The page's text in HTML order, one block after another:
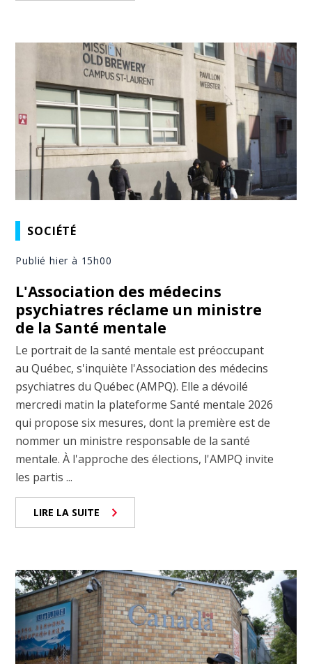
SOCIÉTÉ
Publié hier à 15h00
L'Association des médecins
psychiatres réclame un ministre
de la Santé mentale
Le portrait de la santé mentale est préoccupant
au Québec, s'inquiète l'Association des médecins
psychiatres du Québec (AMPQ). Elle a dévoilé
mercredi matin la plateforme Santé mentale 2026
qui propose six mesures, dont la première est de
nommer un ministre responsable de la santé
mentale. À l'approche des élections, l'AMPQ invite
les partis ...
LIRE LA SUITE